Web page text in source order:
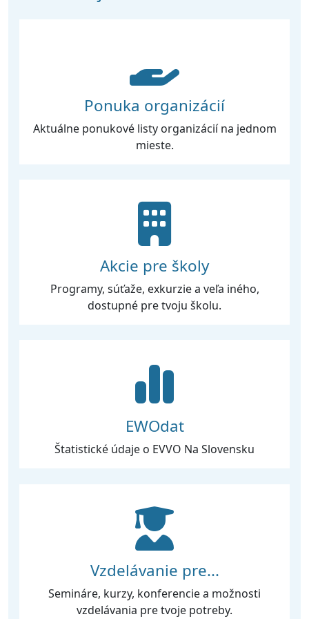
Ponuka organizácií
Aktuálne ponukové listy organizácií na jednom
mieste.
Akcie pre školy
Programy, súťaže, exkurzie a veľa iného,
dostupné pre tvoju školu.
EWOdat
Štatistické údaje o EVVO Na Slovensku
Vzdelávanie pre...
Semináre, kurzy, konferencie a možnosti
vzdelávania pre tvoje potreby.